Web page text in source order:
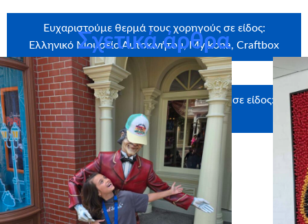
Ευχαριστούμε θερμά τους χορηγούς σε είδος:
Ελληνικό Μουσείο Αυτοκινήτου, MyIkona, Craftbox
Ευχαριστούμε θερμά τους υποστηρικτές σε είδος:
Uniglobe
Σχετικά άρθρα